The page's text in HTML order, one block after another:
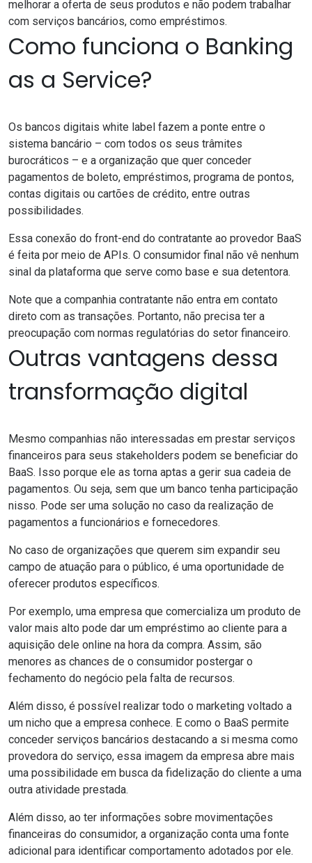
melhorar a oferta de seus produtos e não podem trabalhar
com serviços bancários, como empréstimos.
Como funciona o Banking
as a Service?
Os bancos digitais white label fazem a ponte entre o
sistema bancário – com todos os seus trâmites
burocráticos – e a organização que quer conceder
pagamentos de boleto, empréstimos, programa de pontos,
contas digitais ou cartões de crédito, entre outras
possibilidades.
Essa conexão do front-end do contratante ao provedor BaaS
é feita por meio de APIs. O consumidor final não vê nenhum
sinal da plataforma que serve como base e sua detentora.
Note que a companhia contratante não entra em contato
direto com as transações. Portanto, não precisa ter a
preocupação com normas regulatórias do setor financeiro.
Outras vantagens dessa
transformação digital
Mesmo companhias não interessadas em prestar serviços
financeiros para seus stakeholders podem se beneficiar do
BaaS. Isso porque ele as torna aptas a gerir sua cadeia de
pagamentos. Ou seja, sem que um banco tenha participação
nisso. Pode ser uma solução no caso da realização de
pagamentos a funcionários e fornecedores.
No caso de organizações que querem sim expandir seu
campo de atuação para o público, é uma oportunidade de
oferecer produtos específicos.
Por exemplo, uma empresa que comercializa um produto de
valor mais alto pode dar um empréstimo ao cliente para a
aquisição dele online na hora da compra. Assim, são
menores as chances de o consumidor postergar o
fechamento do negócio pela falta de recursos.
Além disso, é possível realizar todo o marketing voltado a
um nicho que a empresa conhece. E como o BaaS permite
conceder serviços bancários destacando a si mesma como
provedora do serviço, essa imagem da empresa abre mais
uma possibilidade em busca da fidelização do cliente a uma
outra atividade prestada.
Além disso, ao ter informações sobre movimentações
financeiras do consumidor, a organização conta uma fonte
adicional para identificar comportamento adotados por ele.